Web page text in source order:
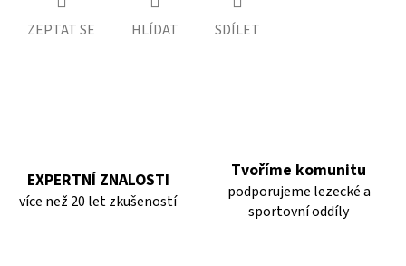
ZEPTAT SE HLÍDAT SDÍLET
EXPERTNÍ ZNALOSTI
více než 20 let zkušeností
Tvoříme komunitu
podporujeme lezecké a
sportovní oddíly